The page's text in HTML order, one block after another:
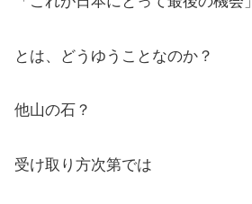
とは、どうゆうことなのか？
他山の石？
受け取り方次第では